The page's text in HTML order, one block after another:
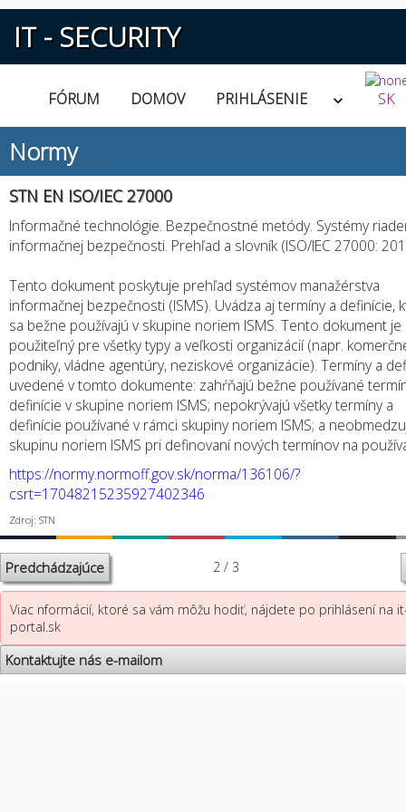
IT - SECURITY
FÓRUM DOMOV PRIHLÁSENIE SK
Normy
STN EN ISO/IEC 27000
Informačné technológie. Bezpečnostné metódy. Systémy
informačnej bezpečnosti. Prehľad a slovník (ISO/IEC 27000:
Tento dokument poskytuje prehľad systémov manažérstva
informačnej bezpečnosti (ISMS). Uvádza aj termíny a definície,
sa bežne používajú v skupine noriem ISMS. Tento dokument je
použiteľný pre všetky typy a veľkosti organizácií (napr.
podniky, vládne agentúry, neziskové organizácie). Termíny a
uvedené v tomto dokumente: zahŕňajú bežne používané
definície v skupine noriem ISMS; nepokrývajú všetky termíny a
definície používané v rámci skupiny noriem ISMS; a
skupinu noriem ISMS pri definovaní nových termínov na
https://normy.normoff.gov.sk/norma/136106/?
csrt=17048215235927402346
Zdroj: STN
Predchádzajúce 2 / 3
Viac nformácií, ktoré sa vám môžu hodiť, nájdete po prihlásení na
portal.sk
Kontaktujte nás e-mailom